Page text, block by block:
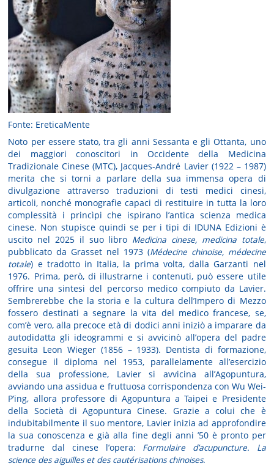
Fonte: EreticaMente
Noto per essere stato, tra gli anni Sessanta e gli Ottanta, uno
dei maggiori conoscitori in Occidente della Medicina
Tradizionale Cinese (MTC), Jacques-André Lavier (1922 – 1987)
merita che si torni a parlare della sua immensa opera di
divulgazione attraverso traduzioni di testi medici cinesi,
articoli, nonché monografie capaci di restituire in tutta la loro
complessità i princìpi che ispirano l’antica scienza medica
cinese. Non stupisce quindi se per i tipi di IDUNA Edizioni è
uscito nel 2025 il suo libro Medicina cinese, medicina totale,
pubblicato da Grasset nel 1973 (Médecine chinoise, médecine
totale) e tradotto in Italia, la prima volta, dalla Garzanti nel
1976. Prima, però, di illustrarne i contenuti, può essere utile
offrire una sintesi del percorso medico compiuto da Lavier.
Sembrerebbe che la storia e la cultura dell’Impero di Mezzo
fossero destinati a segnare la vita del medico francese, se,
com’è vero, alla precoce età di dodici anni iniziò a imparare da
autodidatta gli ideogrammi e si avvicinò all’opera del padre
gesuita Leon Wieger (1856 – 1933). Dentista di formazione,
consegue il diploma nel 1953, parallelamente all’esercizio
della sua professione, Lavier si avvicina all’Agopuntura,
avviando una assidua e fruttuosa corrispondenza con Wu Wei-
P’ing, allora professore di Agopuntura a Taipei e Presidente
della Società di Agopuntura Cinese. Grazie a colui che è
indubitabilmente il suo mentore, Lavier inizia ad approfondire
la sua conoscenza e già alla fine degli anni ’50 è pronto per
tradurne dal cinese l’opera: Formulaire d’acupuncture. La
science des aiguilles et des cautérisations chinoises.